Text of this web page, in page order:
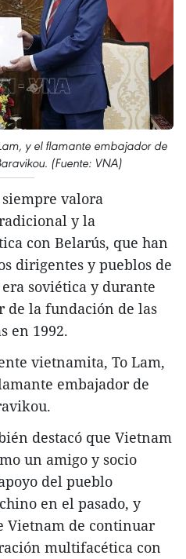
y el flamante embajador de
(Fuente: VNA)
valora
y la
con Belarús, que han
dirigentes y pueblos de
soviética y durante
de la fundación de las
en 1992.
vietnamita, To Lam,
embajador de
destacó que Vietnam
un amigo y socio
del pueblo
en el pasado, y
Vietnam de continuar
multifacética con